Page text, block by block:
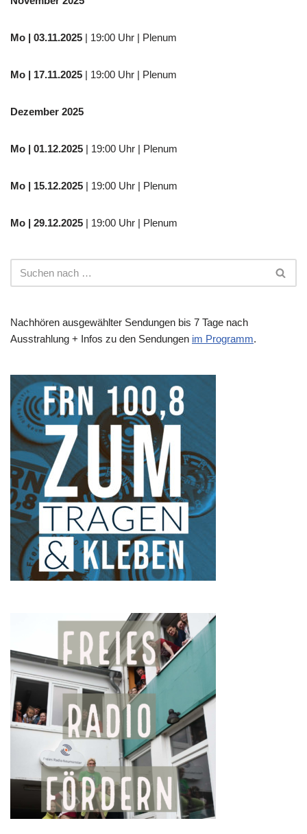
Mo | 03.11.2025 | 19:00 Uhr | Plenum
Mo | 17.11.2025 | 19:00 Uhr | Plenum
Dezember 2025
Mo | 01.12.2025 | 19:00 Uhr | Plenum
Mo | 15.12.2025 | 19:00 Uhr | Plenum
Mo | 29.12.2025 | 19:00 Uhr | Plenum
Nachhören ausgewählter Sendungen bis 7 Tage nach
Ausstrahlung + Infos zu den Sendungen im Programm.